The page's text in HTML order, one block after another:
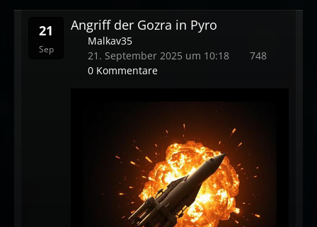
21
Sep
Angriff der Gozra in Pyro
Malkav35
21. September 2025 um 10:18
748
0 Kommentare